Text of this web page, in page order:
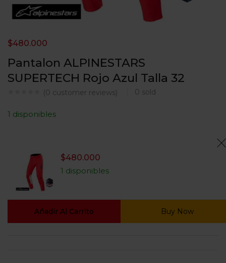
Pantalon ALPINESTARS
SUPERTECH Rojo Azul Talla 32
(0 customer reviews) 0 sold
$480.000
1 disponibles
$480.000
1 disponibles
Añadir Al Carrito Buy Now